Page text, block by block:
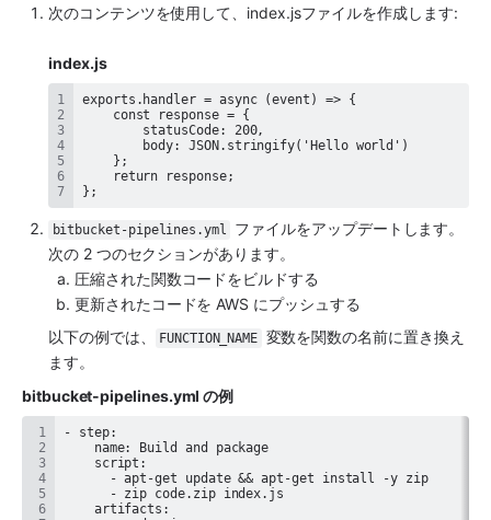
次のコンテンツを使用して、index.jsファイルを作成します:
index.js
};
bitbucket-pipelines.yml
ファイルをアップデートします。
次の 2 つのセクションがあります。
圧縮された関数コードをビルドする
更新されたコードを AWS にプッシュする
以下の例では、
FUNCTION_NAME 変数を関数の名前に置き換え
ます。
bitbucket-pipelines.yml の例
      - apt-get update && apt-get install -y zip